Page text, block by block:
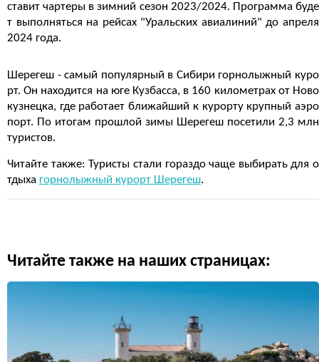
ставит чартеры в зимний сезон 2023/2024. Программа буде
т выполняться на рейсах "Уральских авиалиний" до апреля
2024 года.
Шерегеш - самый популярный в Сибири горнолыжный куро
рт. Он находится на юге Кузбасса, в 160 километрах от Ново
кузнецка, где работает ближайший к курорту крупный аэро
порт. По итогам прошлой зимы Шерегеш посетили 2,3 млн
туристов.
Читайте также: Туристы стали гораздо чаще выбирать для о
тдыха горнолыжный курорт Шерегеш.
Читайте также на наших страницах: